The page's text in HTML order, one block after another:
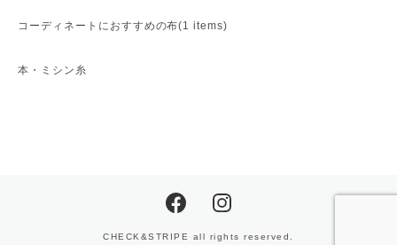
コーディネートにおすすめの布(1 items)
本・ミシン糸
CHECK&STRIPE all rights reserved.